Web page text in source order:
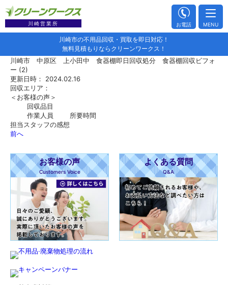
川崎市の不用品回収・買取を即日対応！
無料見積もりならクリーンワークス！
川崎営業所 お電話 MENU
川崎市 中原区 上小田中 食器棚即日回収処分 食器棚回収ビフォ
ー (2)
更新日時： 2024.02.16
回収エリア：
＜お客様の声＞
回収品目
作業人員
所要時間
担当スタッフの感想
前へ
お客様の声
Customers Voice
よくある質問
Q&A